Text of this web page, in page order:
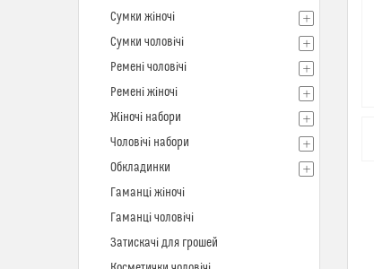
Сумки жіночі
Сумки чоловічі
Ремені чоловічі
Ремені жіночі
Жіночі набори
Чоловічі набори
Обкладинки
Гаманці жіночі
Гаманці чоловічі
Затискачі для грошей